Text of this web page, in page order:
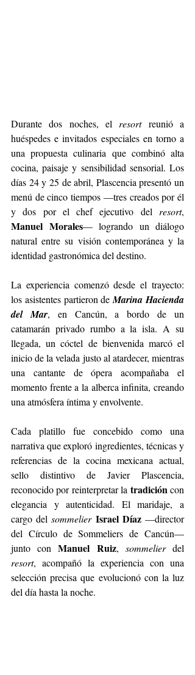
Durante dos noches, el resort reunió a
huéspedes e invitados especiales en torno a
una propuesta culinaria que combinó alta
cocina, paisaje y sensibilidad sensorial. Los
días 24 y 25 de abril, Plascencia presentó un
menú de cinco tiempos —tres creados por él
y dos por el chef ejecutivo del resort
Manuel Morales— logrando un diálogo
natural entre su visión contemporánea y la
identidad gastronómica del destino.
La experiencia comenzó desde el trayecto:
los asistentes partieron de Marina Hacienda
del Mar, en Cancún, a bordo de un
catamarán privado rumbo a la isla. A su
llegada, un cóctel de bienvenida marcó el
inicio de la velada justo al atardecer, mientras
una cantante de ópera acompañaba el
momento frente a la alberca infinita, creando
una atmósfera íntima y envolvente.
Cada platillo fue concebido como una
narrativa que exploró ingredientes, técnicas y
referencias de la cocina mexicana actual,
sello distintivo de Javier Plascencia,
reconocido por reinterpretar la tradición con
elegancia y autenticidad. El maridaje, a
cargo del sommelier Israel Díaz —director
del Círculo de Sommeliers de Cancún—
junto con Manuel Ruiz, sommelier
resort, acompañó la experiencia con una
selección precisa que evolucionó con la luz
del día hasta la noche.